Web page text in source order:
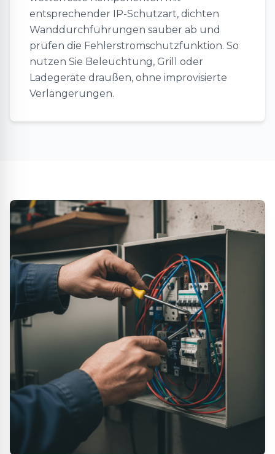
entsprechender IP-Schutzart, dichten
Wanddurchführungen sauber ab und
prüfen die Fehlerstromschutzfunktion. So
nutzen Sie Beleuchtung, Grill oder
Ladegeräte draußen, ohne improvisierte
Verlängerungen.